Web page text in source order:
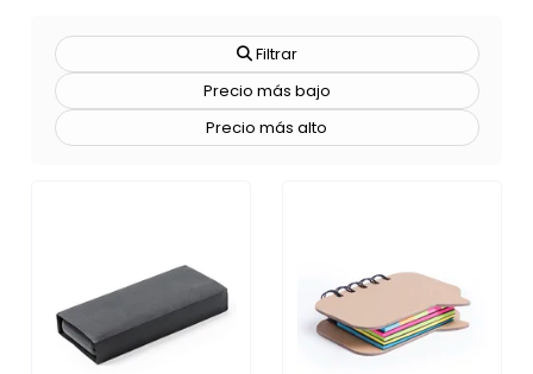
herramientas de merchandising efectivas, aumentando la visibilidad
de tu marca en cada rincón de la oficina. personaliza cada artículo a
tu gusto, eligiendo entre una amplia gama de colores, estilos y
diseños. 🎨🖌️ estos productos son ideales para empresas que
buscan destacar y dejar una impresión duradera en empleados y
Filtrar
Precio más bajo
Precio más alto